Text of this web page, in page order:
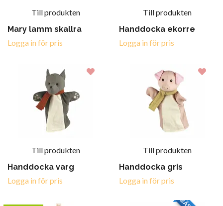
Till produkten
Mary lamm skallra
Logga in för pris
Till produkten
Handdocka ekorre
Logga in för pris
Till produkten
Handdocka varg
Logga in för pris
Till produkten
Handdocka gris
Logga in för pris